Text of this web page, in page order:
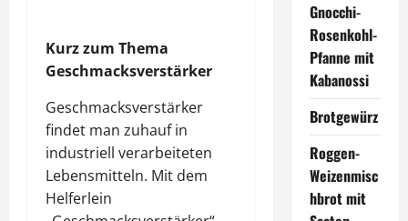
Kurz zum Thema
Geschmacksverstärker
Geschmacksverstärker
findet man zuhauf in
industriell verarbeiteten
Lebensmitteln. Mit dem
Helferlein
Gnocchi-
Rosenkohl-
Pfanne mit
Kabanossi
Brotgewürz
Roggen-
Weizenmisc
hbrot mit